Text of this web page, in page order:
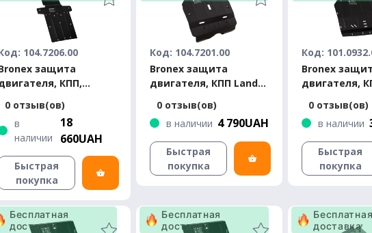
104.7206.00
защита
КПП,
проводов Range Rover
2.0 D 2018-
Premium
0 отзыв(ов)
в
наличии
18
660UAH
Быстрая
покупка
Код: 104.7201.00
Bronex защита
двигателя, КПП Land
2011-2014 Premium
0 отзыв(ов)
в наличии 4 790UAH
Быстрая
покупка
Код:
Bronex
двигателя,
Standard
0 отзыв(ов)
в наличии
Быстрая
покупка
Бесплатная
доставка
Бесплатная
доставка
Бесплатная
доставка